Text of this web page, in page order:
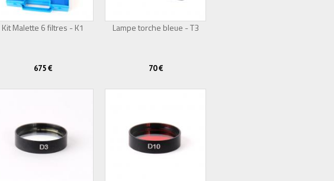
Kit Malette 6 filtres - K1
675 €
Lampe torche bleue - T3
70 €